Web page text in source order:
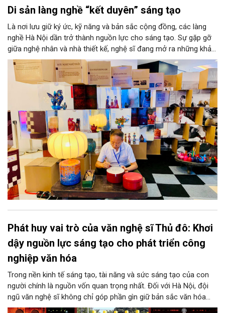
Di sản làng nghề “kết duyên” sáng tạo
Là nơi lưu giữ ký ức, kỹ năng và bản sắc cộng đồng, các làng
nghề Hà Nội dần trở thành nguồn lực cho sáng tạo. Sự gặp gỡ
giữa nghệ nhân và nhà thiết kế, nghệ sĩ đang mở ra những khả
năng phát triển mới cho thủ công đương đại trên nền tảng di
sản. Từ những cuộc “kết duyên” đầy cảm hứng ấy, Hà Nội đang
khơi thông mạch ngầm của hệ sinh thái thủ công, biến vốn cổ
thành động lực bền vững cho tương lai.
Phát huy vai trò của văn nghệ sĩ Thủ đô: Khơi
dậy nguồn lực sáng tạo cho phát triển công
nghiệp văn hóa
Trong nền kinh tế sáng tạo, tài năng và sức sáng tạo của con
người chính là nguồn vốn quan trọng nhất. Đối với Hà Nội, đội
ngũ văn nghệ sĩ không chỉ góp phần gìn giữ bản sắc văn hóa
mà còn giữ vai trò trung tâm trong quá trình hình thành các sản